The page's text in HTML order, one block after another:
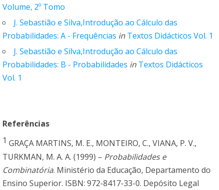
Volume, 2º Tomo
J. Sebastião e Silva,Introdução ao Cálculo das
Probabilidades: A - Frequências in Textos Didácticos Vol. 1
J. Sebastião e Silva,Introdução ao Cálculo das
Probabilidades: B - Probabilidades in Textos Didácticos
Vol. 1
Referências
1 GRAÇA MARTINS, M. E., MONTEIRO, C., VIANA, P. V.,
TURKMAN, M. A. A. (1999) – Probabilidades e
Combinatória. Ministério da Educação, Departamento do
Ensino Superior. ISBN: 972-8417-33-0. Depósito Legal